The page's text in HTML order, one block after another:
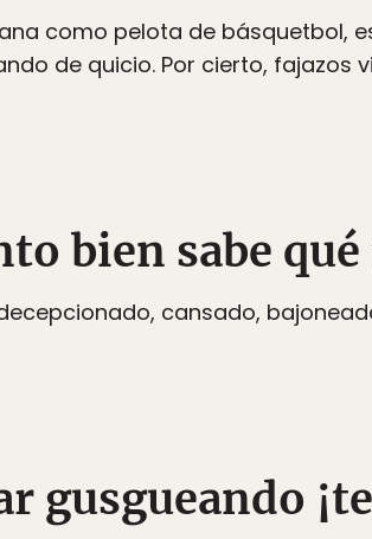
como pelota de básquetbol,
de quicio. Por cierto, fajazos
bien sabe
cansado,
gusgueando